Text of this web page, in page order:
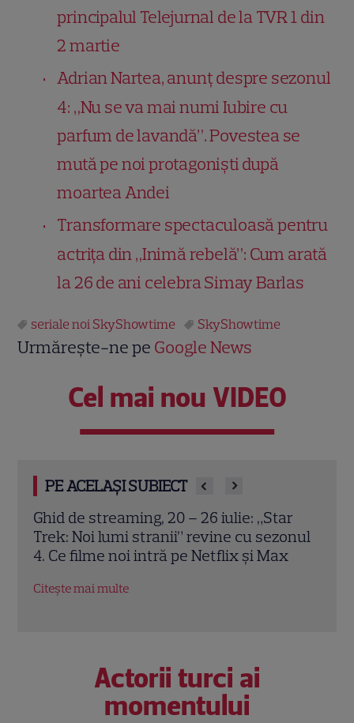
principalul Telejurnal de la TVR 1 din
2 martie
Adrian Nartea, anunț despre sezonul
4: „Nu se va mai numi Iubire cu
parfum de lavandă”. Povestea se
mută pe noi protagoniști după
moartea Andei
Transformare spectaculoasă pentru
actrița din „Inimă rebelă”: Cum arată
la 26 de ani celebra Simay Barlas
seriale noi SkyShowtime SkyShowtime
Urmărește-ne pe Google News
Cel mai nou VIDEO
PE ACELAȘI SUBIECT
Doamna și dog german-ul: Naomi Watts
și Bill Murray, protagoniștii unei drame
emoționante pe SkyShowtime
Citește mai multe
Actorii turci ai
momentului